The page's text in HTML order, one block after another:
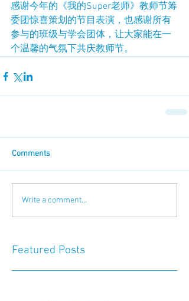
感谢今年的《我的Super老师》教师节筹
委团惊喜策划的节目表演，也感谢所有
参与的班级与学会团体，让大家能在一
个温馨的气氛下共庆教师节。
Comments
Write a comment...
Featured Posts